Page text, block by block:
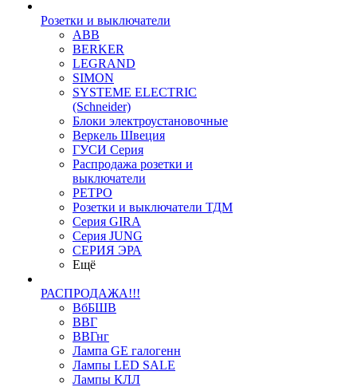
Розетки и выключатели
ABB
BERKER
LEGRAND
SIMON
SYSTEME ELECTRIC
(Schneider)
Блоки электроустановочные
Веркель Швеция
ГУСИ Серия
Распродажа розетки и
выключатели
РЕТРО
Розетки и выключатели ТДМ
Серия GIRA
Серия JUNG
СЕРИЯ ЭРА
Ещё
РАСПРОДАЖА!!!
ВбБШВ
ВВГ
ВВГнг
Лампа GE галогенн
Лампы LED SALE
Лампы КЛЛ